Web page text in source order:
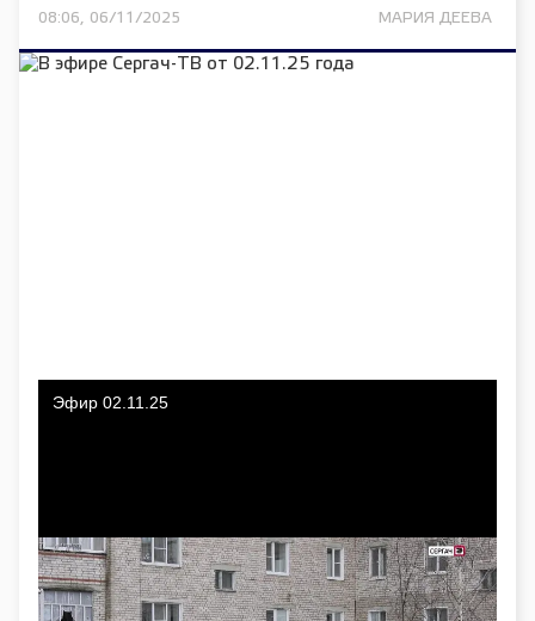
08:06, 06/11/2025 МАРИЯ ДЕЕВА